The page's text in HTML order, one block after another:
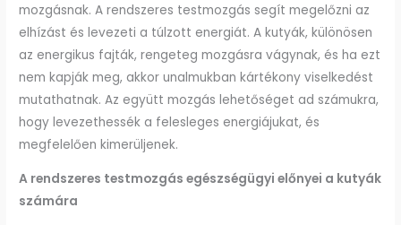
mozgásnak. A rendszeres testmozgás segít megelőzni az
elhízást és levezeti a túlzott energiát. A kutyák, különösen
az energikus fajták, rengeteg mozgásra vágynak, és ha ezt
nem kapják meg, akkor unalmukban kártékony viselkedést
mutathatnak. Az együtt mozgás lehetőséget ad számukra,
hogy levezethessék a felesleges energiájukat, és
megfelelően kimerüljenek.
A rendszeres testmozgás egészségügyi előnyei a kutyák
számára